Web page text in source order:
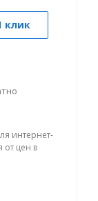
клик
интернет-
от цен в